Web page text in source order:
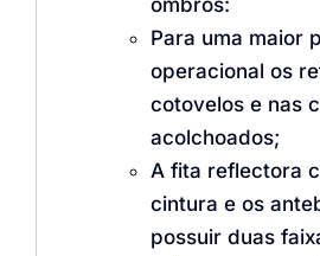
Para uma maior
operacional os
cotovelos e nas
acolchoados;
A fita reflectora
cintura e os
possuir duas